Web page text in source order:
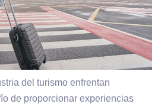
del turismo enfrentan
de proporcionar experiencias